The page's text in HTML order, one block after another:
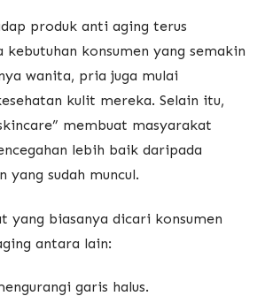
produk anti aging terus
konsumen yang semakin
wanita, pria juga mulai
kulit mereka. Selain itu,
membuat masyarakat
lebih baik daripada
yang sudah muncul.
yang biasanya dicari konsumen
antara lain:
garis halus.